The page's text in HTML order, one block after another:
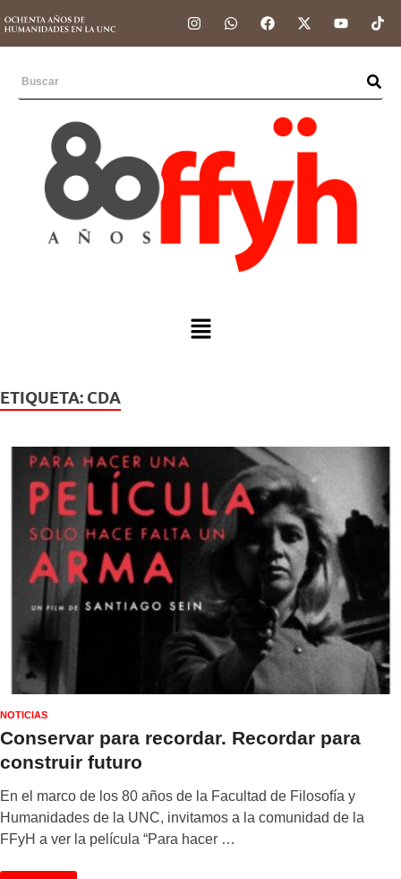
ETIQUETA: CDA
NOTICIAS
Conservar para recordar. Recordar para
construir futuro
En el marco de los 80 años de la Facultad de Filosofía y
Humanidades de la UNC, invitamos a la comunidad de la
FFyH a ver la película “Para hacer …